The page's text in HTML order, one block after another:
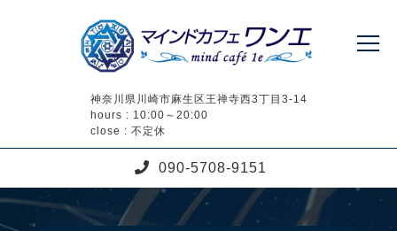
神奈川県川崎市麻生区王禅寺西3丁目3-14
hours : 10:00～20:00
close : 不定休
090-5708-9151